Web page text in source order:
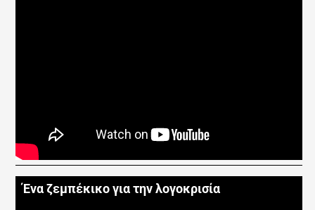
Ένα ζεμπέκικο για την λογοκρισία